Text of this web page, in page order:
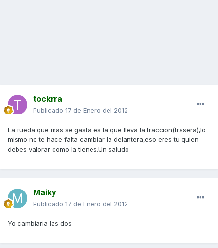
tockrra
Publicado 17 de Enero del 2012
La rueda que mas se gasta es la que lleva la traccion(trasera),lo
mismo no te hace falta cambiar la delantera,eso eres tu quien
debes valorar como la tienes.Un saludo
Maiky
Publicado 17 de Enero del 2012
Yo cambiaria las dos